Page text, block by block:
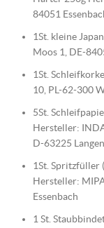
84051
1St. kleine
Moos 1, DE-
1St.
10, PL-62-300
5St.
Hersteller:
D-63225 Langen
1St. Spritzfüller
Hersteller:
Essenbach
1 St.